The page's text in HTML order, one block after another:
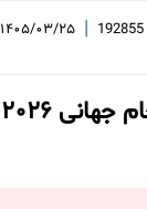
192855
| ۱۴۰۵/۰۳/۲۵ ۰۷:۵۸